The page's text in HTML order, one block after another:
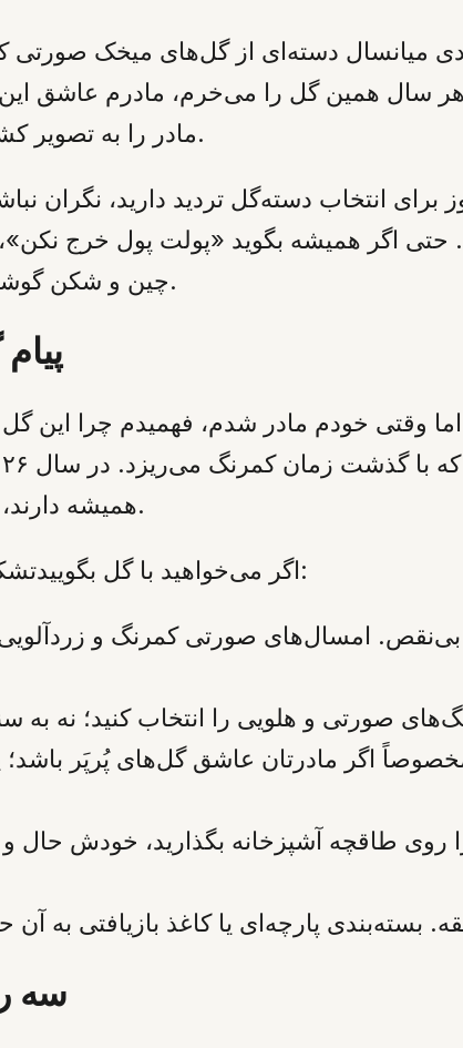
میانسال دسته‌ای از گل‌های میخک صورتی
سال همین گل را می‌خرم، مادرم عاشق
مادر را به تصویر کشید: بی‌پیرایه، بی‌آلایش، اما همیشه تپنده.
روز است. اگر هنوز برای انتخاب دسته‌گل تردید دارید،
حتی اگر همیشه بگوید «پولت پول خرج
چین و شکن گوشه چشم‌هایش از خوشحالی جمع می‌شود.
وقتی خودم مادر شدم، فهمیدم چرا این گل
همیشه دارند، اما کلاسیک‌ها هنوز حرف اول را می‌زنند.
اگر می‌خواهید با گل بگوییدتشکر» یا «دلتنگم»، چند پیشنهاد ساده دارم:
بی‌نقص. امسال‌های صورتی کمرنگ و
اگر مادرتان عاشق گل‌های پُر‌پَر
طاقچه آشپزخانه بگذارید، خودش حال
سه